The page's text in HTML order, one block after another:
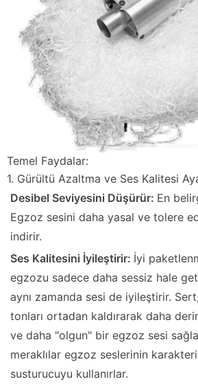
Temel Faydalar:
1. Gürültü Azaltma ve Ses Kalitesi
Desibel Seviyesini Düşürür: En
Egzoz sesini daha yasal ve tolere
indirir.
Ses Kalitesini İyileştirir: İyi
egzozu sadece daha sessiz hale
aynı zamanda sesi de iyileştirir. Sert,
tonları ortadan kaldırarak daha
ve daha "olgun" bir egzoz sesi
meraklılar egzoz seslerinin
susturucuyu kullanırlar.